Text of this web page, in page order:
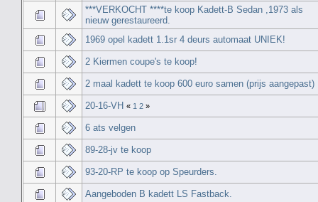
***VERKOCHT ****te koop Kadett-B Sedan ,1973 als
nieuw gerestaureerd.
1969 opel kadett 1.1sr 4 deurs automaat UNIEK!
2 Kiermen coupe's te koop!
2 maal kadett te koop 600 euro samen (prijs aangepast)
20-16-VH « 1 2 »
6 ats velgen
89-28-jv te koop
93-20-RP te koop op Speurders.
Aangeboden B kadett LS Fastback.